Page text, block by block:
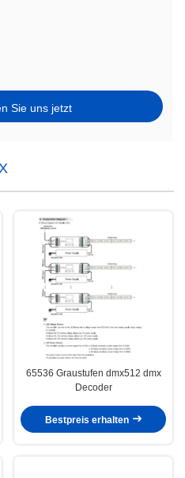
Sie uns jetzt
65536 Graustufen dmx512 dmx
Decoder
Bestpreis erhalten